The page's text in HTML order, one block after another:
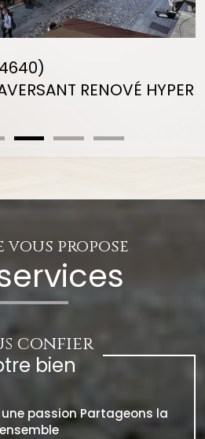
2265M2 2KMS PLAGE
vous propose
confier
bien
passion Partageons la
ensemble